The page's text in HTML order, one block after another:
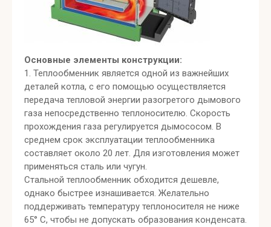
Основные элементы конструкции:
1. Теплообменник является одной из важнейших
деталей котла, с его помощью осуществляется
передача тепловой энергии разогретого дымового
газа непосредственно теплоносителю. Скорость
прохождения газа регулируется дымососом. В
среднем срок эксплуатации теплообменника
составляет около 20 лет. Для изготовления может
применяться сталь или чугун.
Стальной теплообменник обходится дешевле,
однако быстрее изнашивается. Желательно
поддерживать температуру теплоносителя не ниже
65° С, чтобы не допускать образования конденсата.